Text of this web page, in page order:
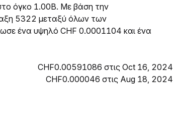
όγκο 1.00B. Με βάση την
5322 μεταξύ όλων των
ένα υψηλό CHF 0.0001104 και ένα
CHF0.00591086 στις Oct 16, 2024
CHF0.000046 στις Aug 18, 2024